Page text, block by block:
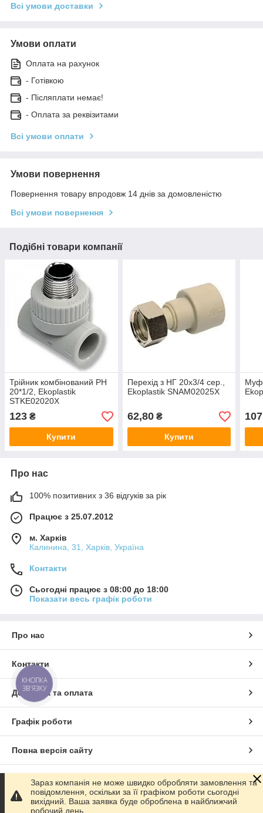
Всі умови доставки
Умови оплати
Оплата на рахунок
- Готівкою
- Післяплати немає!
- Оплата за реквізитами
Всі умови оплати
Умови повернення
Повернення товару впродовж 14 днів за домовленістю
Всі умови повернення
Подібні товари компанії
Трійник комбінований РН
20*1/2, Ekoplastik
STKE02020X
123 ₴
Купити
Перехід з НГ 20x3/4 сер.,
Ekoplastik SNAM02025X
62,80₴
Купити
Про нас
100% позитивних з 36 відгуків за рік
Працює з 25.07.2012
м. Харків
Калинина, 31, Харків, Україна
Контакти
Сьогодні працює з 08:00 до 18:00
Показати весь графік роботи
Про нас
Контакти
Доставка та оплата
Графік роботи
Повна версія сайту
Сайт створено на маркетплейсіProm.ua
Політика конфіденційності
Зараз компанія не може швидко обробляти замовлення та
повідомлення, оскільки за її графіком роботи сьогодні
вихідний. Ваша заявка буде оброблена в найближчий
робочий день.
КНОПКА
ЗВ'ЯЗКУ